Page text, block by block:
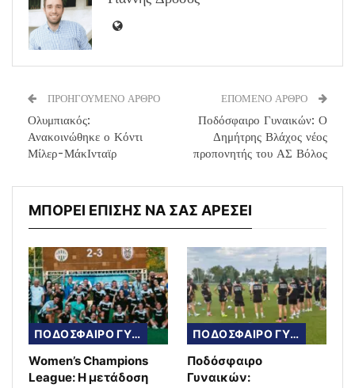
ΠΡΟΗΓΟΥΜΕΝΟ ΑΡΘΡΟ
Ολυμπιακός:
Ανακοινώθηκε ο Κόντι
Μίλερ-ΜάκΙνταϊρ
ΕΠΟΜΕΝΟ ΑΡΘΡΟ
Ποδόσφαιρο Γυναικών: Ο
Δημήτρης Βλάχος νέος
προπονητής του ΑΣ Βόλος
ΜΠΟΡΕΙ ΕΠΙΣΗΣ ΝΑ ΣΑΣ ΑΡΕΣΕΙ
ΠΟΔΟΣΦΑΙΡΟ ΓΥΝΑΙΚΩΝ
Women’s Champions
League: Η μετάδοση
ΠΟΔΟΣΦΑΙΡΟ ΓΥΝΑΙΚΩΝ
Ποδόσφαιρο
Γυναικών: